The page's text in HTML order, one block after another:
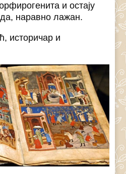
и остају
наравно лажан.
историчар и